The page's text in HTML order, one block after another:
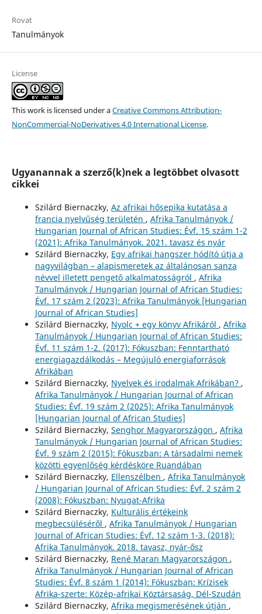
Rovat
Tanulmányok
License
This work is licensed under aCreative Commons Attribution-
NonCommercial-NoDerivatives 4.0 International License.
Ugyanannak a szerző(k)nek a legtöbbet olvasott
cikkei
Szilárd Biernaczky, Az afrikai hősepika kutatása a
francia nyelvűség területén , Afrika Tanulmányok /
Hungarian Journal of African Studies: Évf. 15 szám 1-2
(2021): Afrika Tanulmányok. 2021. tavasz és nyár
Szilárd Biernaczky, Egy afrikai hangszer hódító útja a
nagyvilágban – alapismeretek az általánosan sanza
névvel illetett pengető alkalmatosságról , Afrika
Tanulmányok / Hungarian Journal of African Studies:
Évf. 17 szám 2 (2023): Afrika Tanulmányok [Hungarian
Journal of African Studies]
Szilárd Biernaczky, Nyolc + egy könyv Afrikáról , Afrika
Tanulmányok / Hungarian Journal of African Studies:
Évf. 11 szám 1-2. (2017): Fókuszban: Fenntartható
energiagazdálkodás – Megújuló energiaforrások
Afrikában
Szilárd Biernaczky, Nyelvek és irodalmak Afrikában? ,
Afrika Tanulmányok / Hungarian Journal of African
Studies: Évf. 19 szám 2 (2025): Afrika Tanulmányok
[Hungarian Journal of African Studies]
Szilárd Biernaczky, Senghor Magyarországon , Afrika
Tanulmányok / Hungarian Journal of African Studies:
Évf. 9 szám 2 (2015): Fókuszban: A társadalmi nemek
közötti egyenlőség kérdésköre Ruandában
Szilárd Biernaczky, Ellenszélben , Afrika Tanulmányok
/ Hungarian Journal of African Studies: Évf. 2 szám 2
(2008): Fókuszban: Nyugat-Afrika
Szilárd Biernaczky, Kulturális értékeink
megbecsüléséről , Afrika Tanulmányok / Hungarian
Journal of African Studies: Évf. 12 szám 1-3. (2018):
Afrika Tanulmányok. 2018. tavasz, nyár-ősz
Szilárd Biernaczky, René Maran Magyarországon ,
Afrika Tanulmányok / Hungarian Journal of African
Studies: Évf. 8 szám 1 (2014): Fókuszban: Krízisek
Afrika-szerte: Közép-afrikai Köztársaság, Dél-Szudán
Szilárd Biernaczky, Afrika megismerésének útján ,